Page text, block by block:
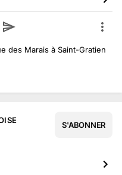
des Marais à Saint-Gratien
S'ABONNER